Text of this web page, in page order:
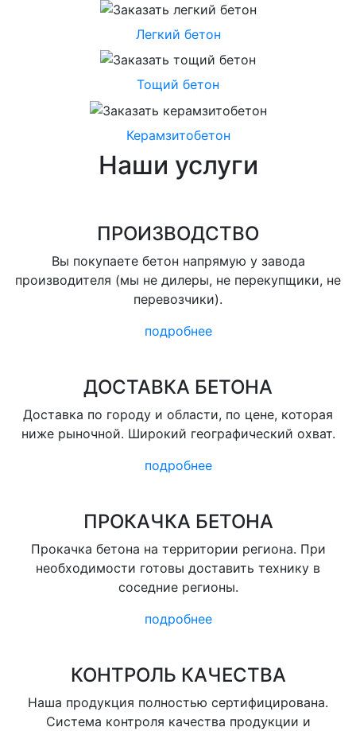
Легкий бетон
Тощий бетон
Керамзитобетон
Наши услуги
ПРОИЗВОДСТВО
Вы покупаете бетон напрямую у завода
производителя (мы не дилеры, не перекупщики, не
перевозчики).
подробнее
ДОСТАВКА БЕТОНА
Доставка по городу и области, по цене, которая
ниже рыночной. Широкий географический охват.
подробнее
ПРОКАЧКА БЕТОНА
Прокачка бетона на территории региона. При
необходимости готовы доставить технику в
соседние регионы.
подробнее
КОНТРОЛЬ КАЧЕСТВА
Наша продукция полностью сертифицирована.
Система контроля качества продукции и